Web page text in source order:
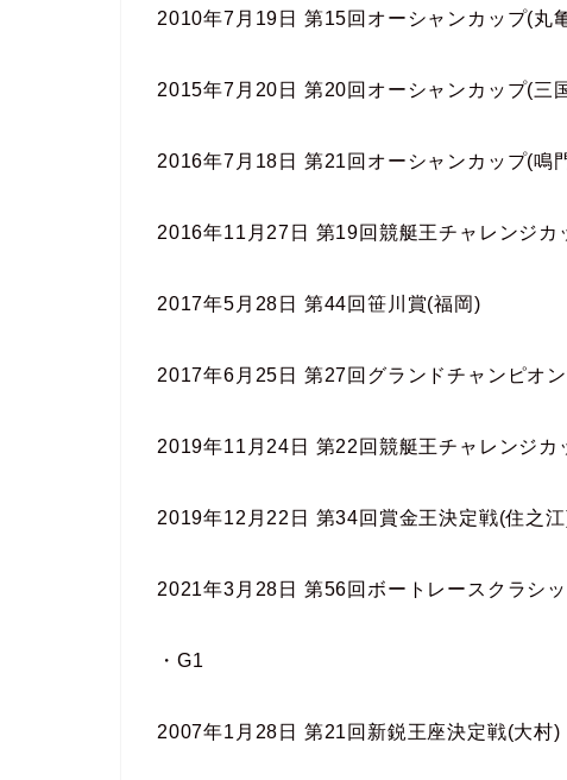
2010年7月19日 第15回オーシャンカップ(丸
2015年7月20日 第20回オーシャンカップ(三
2016年7月18日 第21回オーシャンカップ(鳴
2016年11月27日 第19回競艇王チャレンジカ
2017年5月28日 第44回笹川賞(福岡)
2017年6月25日 第27回グランドチャンピオ
2019年11月24日 第22回競艇王チャレンジカ
2019年12月22日 第34回賞金王決定戦(住之
2021年3月28日 第56回ボートレースクラシ
・G1
2007年1月28日 第21回新鋭王座決定戦(大村)